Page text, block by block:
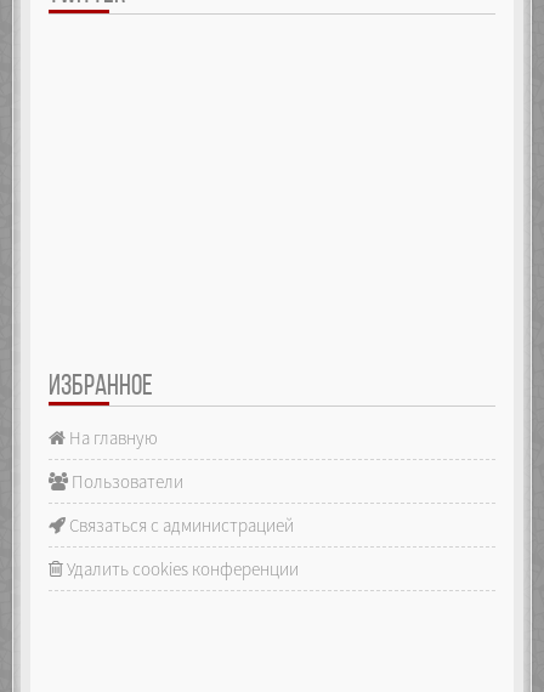
ИЗБРАННОЕ
На главную
Пользователи
Связаться с администрацией
Удалить cookies конференции